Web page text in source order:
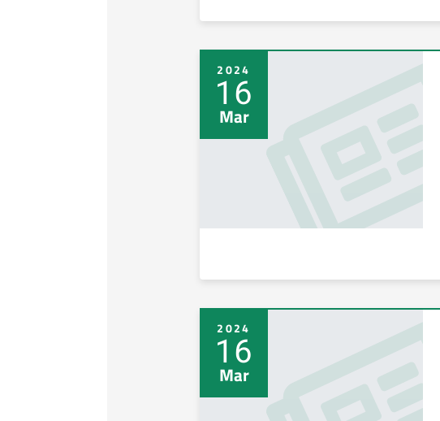
2024
16
Mar
2024
16
Mar